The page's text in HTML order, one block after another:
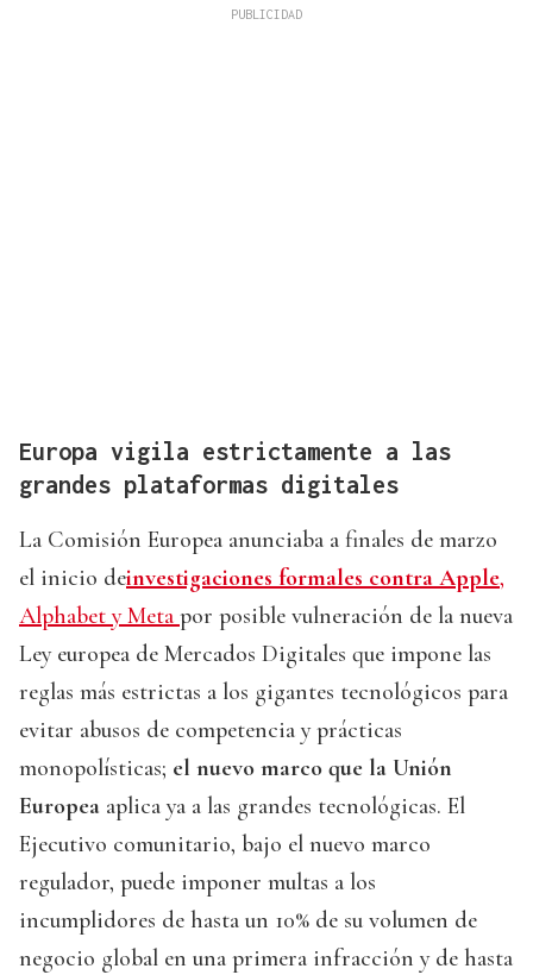
Europa vigila estrictamente a las
grandes plataformas digitales
La Comisión Europea anunciaba a finales de marzo
el inicio deinvestigaciones formales contra Apple,
Alphabet y Meta por posible vulneración de la nueva
Ley europea de Mercados Digitales que impone las
reglas más estrictas a los gigantes tecnológicos para
evitar abusos de competencia y prácticas
monopolísticas; el nuevo marco que la Unión
Europea aplica ya a las grandes tecnológicas. El
Ejecutivo comunitario, bajo el nuevo marco
regulador, puede imponer multas a los
incumplidores de hasta un 10% de su volumen de
negocio global en una primera infracción y de hasta